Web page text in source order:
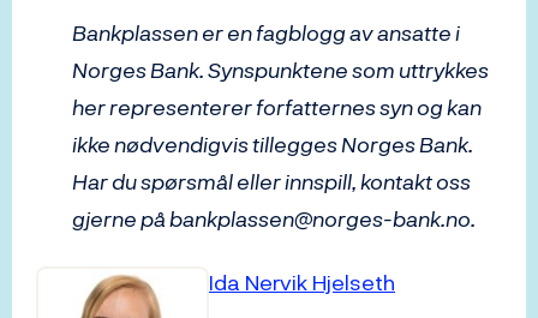
Bankplassen er en fagblogg av ansatte i
Norges Bank. Synspunktene som uttrykkes
her representerer forfatternes syn og kan
ikke nødvendigvis tillegges Norges Bank.
Har du spørsmål eller innspill, kontakt oss
gjerne på bankplassen@norges-bank.no.
Ida Nervik Hjelseth